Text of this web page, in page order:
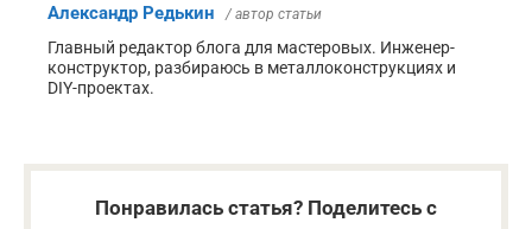
Александр Редькин / автор статьи
Главный редактор блога для мастеровых. Инженер-
конструктор, разбираюсь в металлоконструкциях и
DIY-проектах.
Понравилась статья? Поделитесь с